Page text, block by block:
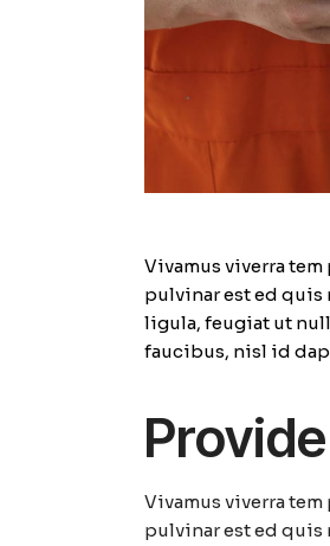
Vivamus viverra
pulvinar est ed quis
ligula, feugiat ut
faucibus, nisl id
Vivamus viverra
pulvinar est ed quis